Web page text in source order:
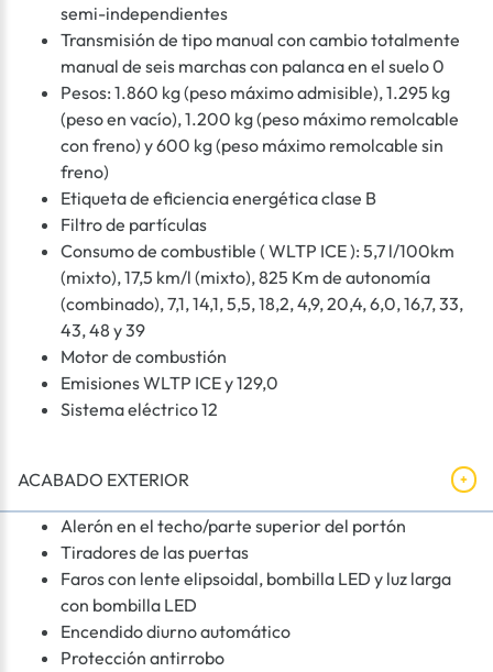
semi-independientes
Transmisión de tipo manual con cambio totalmente
manual de seis marchas con palanca en el suelo 0
Pesos: 1.860 kg (peso máximo admisible), 1.295 kg
(peso en vacío), 1.200 kg (peso máximo remolcable
con freno) y 600 kg (peso máximo remolcable sin
freno)
Etiqueta de eficiencia energética clase B
Filtro de partículas
Consumo de combustible ( WLTP ICE ): 5,7 l/100km
(mixto), 17,5 km/l (mixto), 825 Km de autonomía
(combinado), 7,1, 14,1, 5,5, 18,2, 4,9, 20,4, 6,0, 16,7, 33,
43, 48 y 39
Motor de combustión
Emisiones WLTP ICE y 129,0
Sistema eléctrico 12
ACABADO EXTERIOR
Alerón en el techo/parte superior del portón
Tiradores de las puertas
Faros con lente elipsoidal, bombilla LED y luz larga
con bombilla LED
Encendido diurno automático
Protección antirrobo